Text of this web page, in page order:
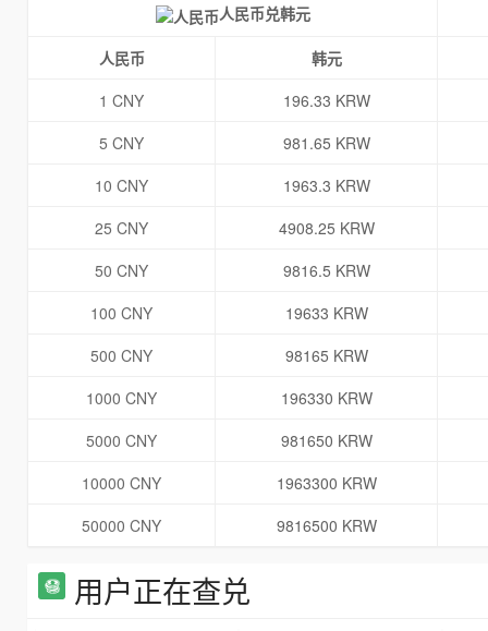
人民币兑韩元
人民币
韩元
1 CNY
196.33 KRW
5 CNY
981.65 KRW
10 CNY
1963.3 KRW
25 CNY
4908.25 KRW
50 CNY
9816.5 KRW
100 CNY
19633 KRW
500 CNY
98165 KRW
1000 CNY
196330 KRW
5000 CNY
981650 KRW
10000 CNY
1963300 KRW
50000 CNY
9816500 KRW
用户正在查兑